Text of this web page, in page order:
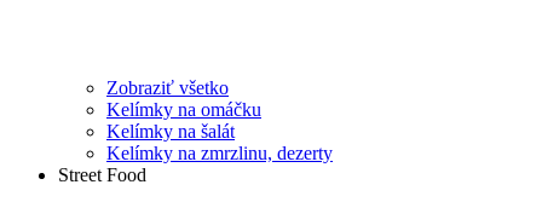
Zobraziť všetko
Kelímky na omáčku
Kelímky na šalát
Kelímky na zmrzlinu, dezerty
Street Food